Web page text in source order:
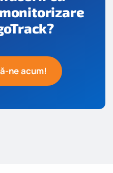
ne acum!